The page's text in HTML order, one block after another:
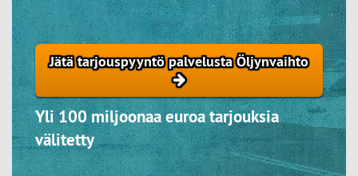
Jätä tarjouspyyntö palvelusta Öljynvaihto
Yli 100 miljoonaa euroa tarjouksia
välitetty